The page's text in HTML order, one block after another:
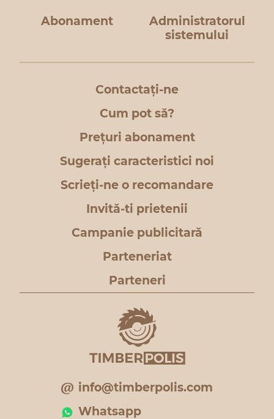
Abonament
Administratorul
sistemului
Contactați-ne
Cum pot să?
Prețuri abonament
Sugerați caracteristici noi
Scrieți-ne o recomandare
Invită-ti prietenii
Campanie publicitară
Parteneriat
Parteneri
info@timberpolis.com
Whatsapp